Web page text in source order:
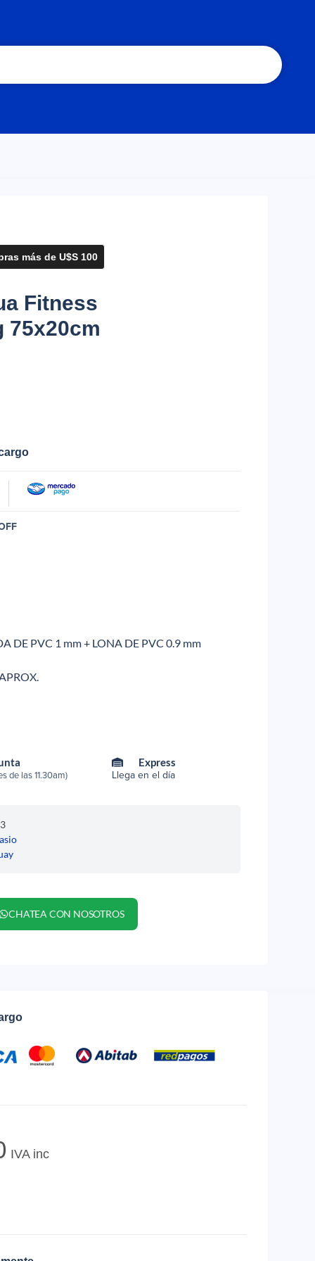
más de U$S 100
Fitness
75x20cm
DE PVC 1 mm + LONA DE PVC 0.9 mm
de las 11.30am)
Express
Llega en el día
CHATEA CON NOSOTROS
IVA inc